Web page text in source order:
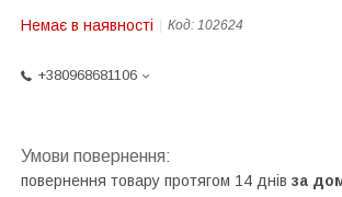
Немає в наявності Код: 102624
+380968681106
повернення товару протягом 14 днів за